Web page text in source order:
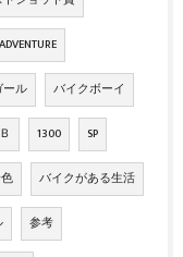
ル バイクボーイ
1300 SP
バイクがある生活
参考